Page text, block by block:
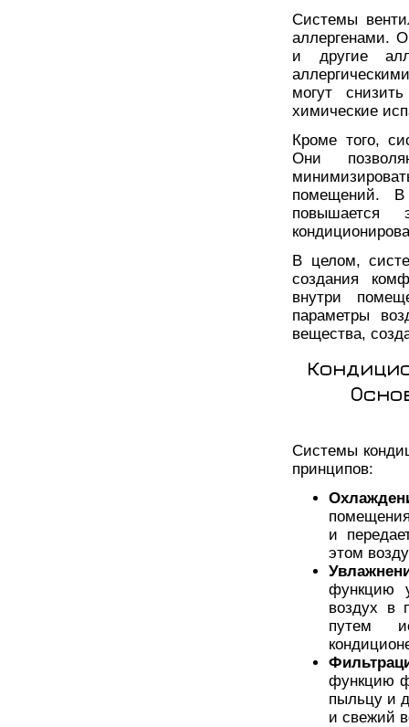
Системы
аллергенами.
и другие
могут
химические
Кроме того,
Они
помещений. В
повышается
В целом,
создания
внутри
параметры
вещества,
Системы
принципов:
и
этом
функцию
воздух в
путем
функцию
пыльцу и
и свежий